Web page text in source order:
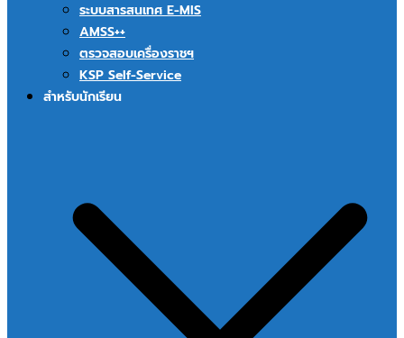
ระบบสารสนเทศ E-MIS
AMSS++
ตรวจสอบเครื่องราชฯ
KSP Self-Service
สำหรับนักเรียน